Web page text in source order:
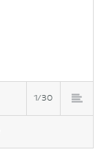
1/30